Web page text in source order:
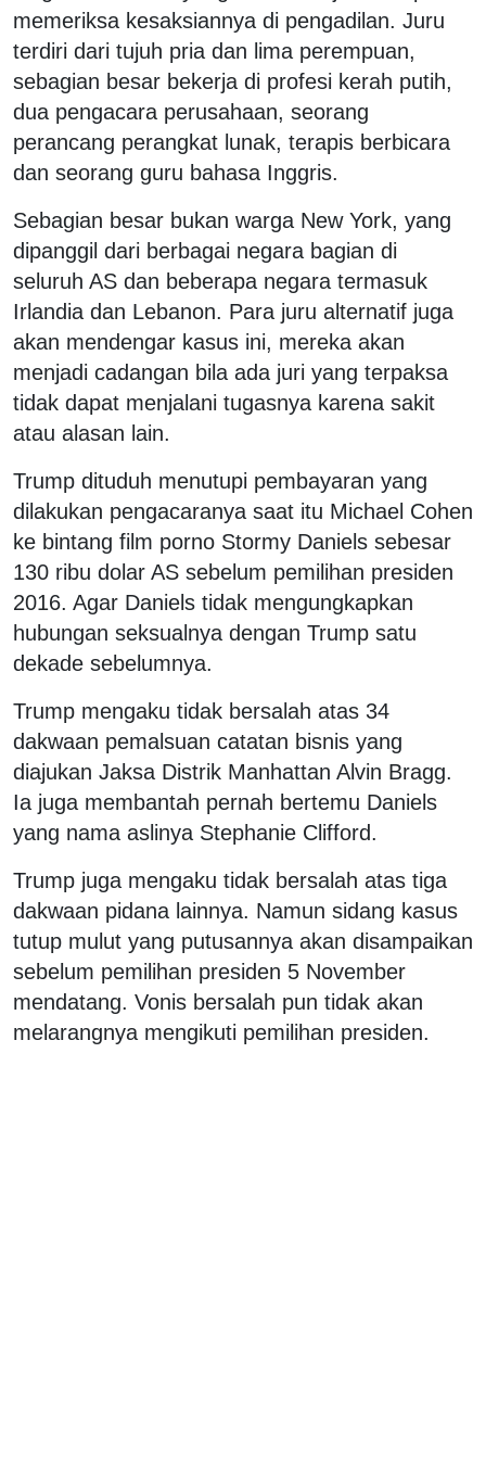
memeriksa kesaksiannya di pengadilan. Juru
terdiri dari tujuh pria dan lima perempuan,
sebagian besar bekerja di profesi kerah putih,
dua pengacara perusahaan, seorang
perancang perangkat lunak, terapis berbicara
dan seorang guru bahasa Inggris.
Sebagian besar bukan warga New York, yang
dipanggil dari berbagai negara bagian di
seluruh AS dan beberapa negara termasuk
Irlandia dan Lebanon. Para juru alternatif juga
akan mendengar kasus ini, mereka akan
menjadi cadangan bila ada juri yang terpaksa
tidak dapat menjalani tugasnya karena sakit
atau alasan lain.
Trump dituduh menutupi pembayaran yang
dilakukan pengacaranya saat itu Michael Cohen
ke bintang film porno Stormy Daniels sebesar
130 ribu dolar AS sebelum pemilihan presiden
2016. Agar Daniels tidak mengungkapkan
hubungan seksualnya dengan Trump satu
dekade sebelumnya.
Trump mengaku tidak bersalah atas 34
dakwaan pemalsuan catatan bisnis yang
diajukan Jaksa Distrik Manhattan Alvin Bragg.
Ia juga membantah pernah bertemu Daniels
yang nama aslinya Stephanie Clifford.
Trump juga mengaku tidak bersalah atas tiga
dakwaan pidana lainnya. Namun sidang kasus
tutup mulut yang putusannya akan disampaikan
sebelum pemilihan presiden 5 November
mendatang. Vonis bersalah pun tidak akan
melarangnya mengikuti pemilihan presiden.